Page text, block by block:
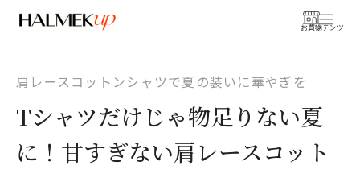
お買物
コンテンツ
肩レースコットンシャツで夏の装いに華やぎを
Tシャツだけじゃ物足りない夏
に！甘すぎない肩レースコット